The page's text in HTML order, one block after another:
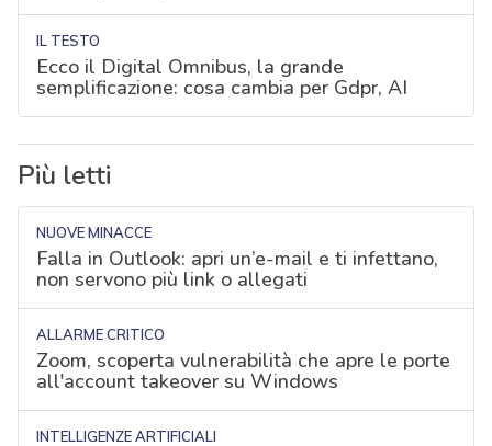
IL TESTO
Ecco il Digital Omnibus, la grande
semplificazione: cosa cambia per Gdpr, AI
Più letti
NUOVE MINACCE
Falla in Outlook: apri un’e-mail e ti infettano,
non servono più link o allegati
ALLARME CRITICO
Zoom, scoperta vulnerabilità che apre le porte
all'account takeover su Windows
INTELLIGENZE ARTIFICIALI